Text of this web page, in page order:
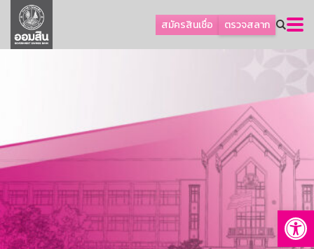
สมัครสินเชื่อ ตรวจสลาก
ลูกค้าธุรกิจ
ลูกค้าผู้ประกอบรายย่อย
การพัฒนาที่ยั่งยืน
ข่าวสาร
บริการทางการเงิน
อื่นๆ
ติดต่อเรา